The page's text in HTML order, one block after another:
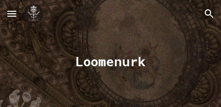
Skip to main content Skip to navigation
Loomenurk